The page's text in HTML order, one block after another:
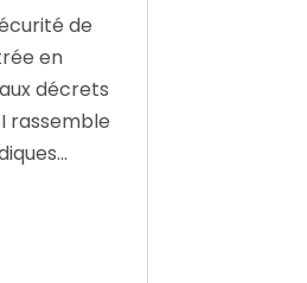
de
en
décrets
rassemble